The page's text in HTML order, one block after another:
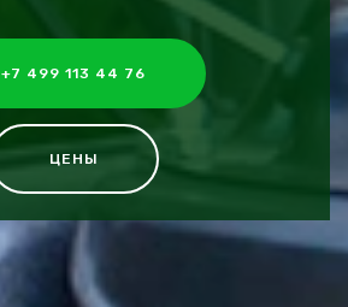
+7 499 113 44 76
ЦЕНЫ